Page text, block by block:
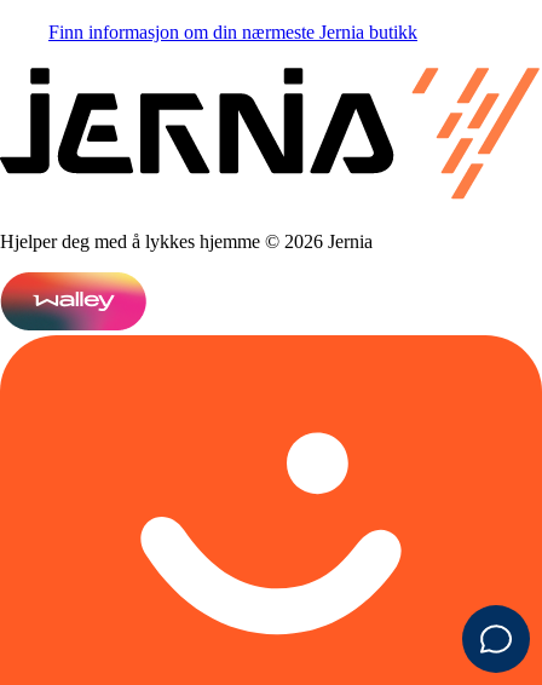
Finn informasjon om din nærmeste Jernia butikk
Hjelper deg med å lykkes hjemme © 2026 Jernia